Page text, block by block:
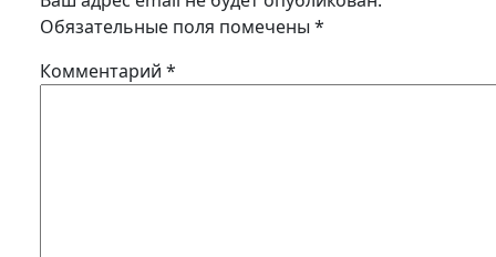
Обязательные поля помечены *
Комментарий *